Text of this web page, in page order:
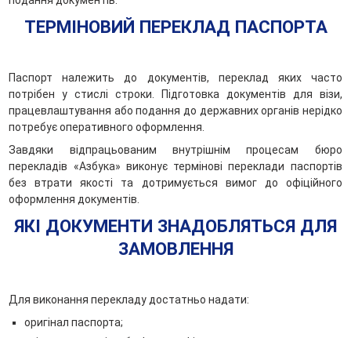
ТЕРМІНОВИЙ ПЕРЕКЛАД ПАСПОРТА
Паспорт належить до документів, переклад яких часто
потрібен у стислі строки. Підготовка документів для візи,
працевлаштування або подання до державних органів нерідко
потребує оперативного оформлення.
Завдяки відпрацьованим внутрішнім процесам бюро
перекладів «Азбука» виконує термінові переклади паспортів
без втрати якості та дотримується вимог до офіційного
оформлення документів.
ЯКІ ДОКУМЕНТИ ЗНАДОБЛЯТЬСЯ ДЛЯ
ЗАМОВЛЕННЯ
Для виконання перекладу достатньо надати:
оригінал паспорта;